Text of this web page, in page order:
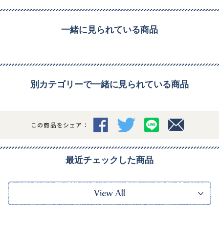
一緒に見られている商品
別カテゴリーで一緒に見られている商品
この商品をシェア：
最近チェックした商品